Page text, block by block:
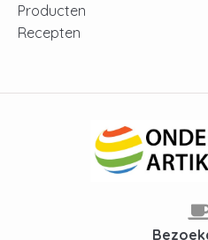
Producten
Recepten